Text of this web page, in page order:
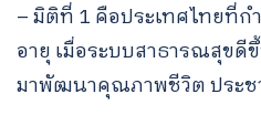
– มิติที่ 1 คือประเทศไทยที่
อายุ เมื่อระบบสาธารณสุขดี
มาพัฒนาคุณภาพชีวิต ประช